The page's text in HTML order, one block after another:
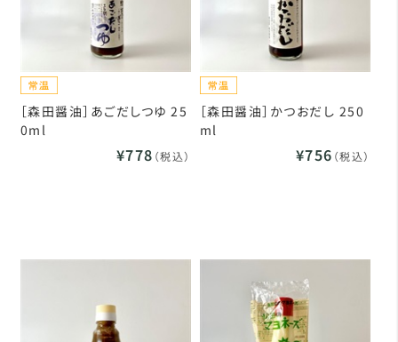
［森田醤油］あごだしつゆ 25
0ml
¥778 （税込）
［森田醤油］かつおだし 250
ml
¥756 （税込）